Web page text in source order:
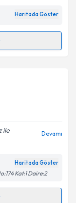
Aydınlatma
Haritada Göster
oluşturun.
bir takvim
Aydınlatma
belirtilen
ile
Devamı
Haritada Göster
Kat:1 Daire:2